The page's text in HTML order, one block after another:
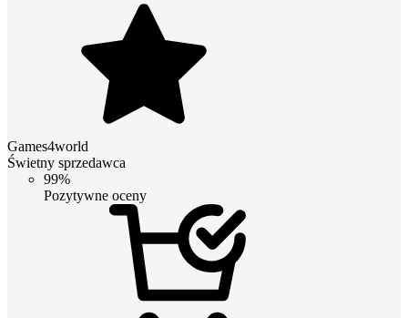
Games4world
Świetny sprzedawca
99%
Pozytywne oceny